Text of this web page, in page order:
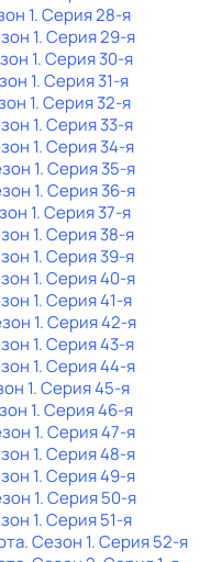
1. Серия 28-я
1. Серия 29-я
1. Серия 30-я
1. Серия 31-я
1. Серия 32-я
1. Серия 33-я
1. Серия 34-я
1. Серия 35-я
1. Серия 36-я
1. Серия 37-я
1. Серия 38-я
1. Серия 39-я
1. Серия 40-я
1. Серия 41-я
1. Серия 42-я
1. Серия 43-я
1. Серия 44-я
1. Серия 45-я
1. Серия 46-я
1. Серия 47-я
1. Серия 48-я
1. Серия 49-я
1. Серия 50-я
1. Серия 51-я
. Сезон 1. Серия 52-я